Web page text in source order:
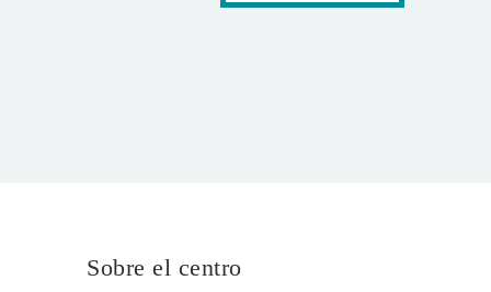
Sobre el centro